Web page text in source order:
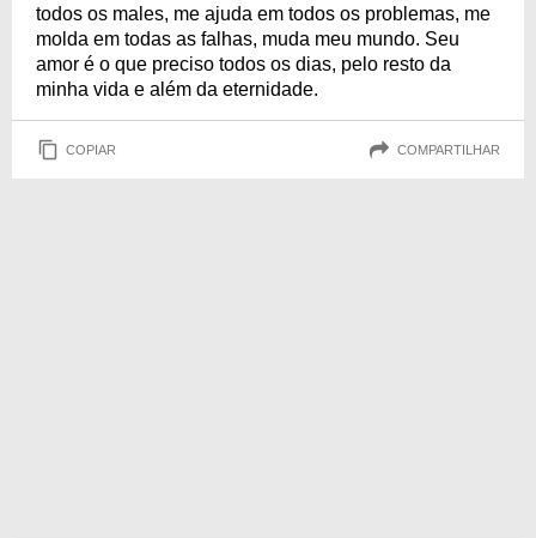
todos os males, me ajuda em todos os problemas, me
molda em todas as falhas, muda meu mundo. Seu
amor é o que preciso todos os dias, pelo resto da
minha vida e além da eternidade.
COPIAR COMPARTILHAR